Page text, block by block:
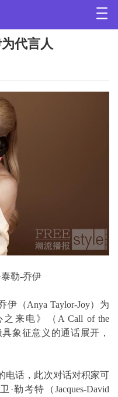
代言人
勒-乔伊
（Anya Taylor-Joy）为
来电》（A Call of the
象征意义的通话展开，
电话，此次对话对积家可
勒考特（Jacques-David